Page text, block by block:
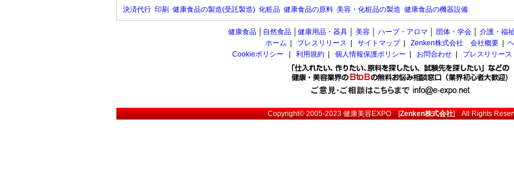
決済代行 印刷 健康食品の製造(受託製造) 化粧品 健康食品の原料 美容・化粧品の製造 健康食品の機器設備
健康食品 自然食品 健康用品・器具 美容 ハーブ・アロマ 団体・学会 介護・福祉
ホーム
プレスリリース サイトマップ| Zenken株式会社 会社概要
Cookieポリシー
利用規約 個人情報保護ポリシー お問合わせ プレスリリー
Copyright© 2005-2023健康美容EXPO[Zenken株式会社] All Rights